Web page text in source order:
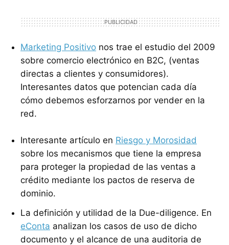
Marketing Positivo nos trae el estudio del 2009
sobre comercio electrónico en B2C, (ventas
directas a clientes y consumidores).
Interesantes datos que potencian cada día
cómo debemos esforzarnos por vender en la
red.
Interesante artículo en Riesgo y Morosidad
sobre los mecanismos que tiene la empresa
para proteger la propiedad de las ventas a
crédito mediante los pactos de reserva de
dominio.
La definición y utilidad de la Due-diligence. En
eConta analizan los casos de uso de dicho
documento y el alcance de una auditoria de